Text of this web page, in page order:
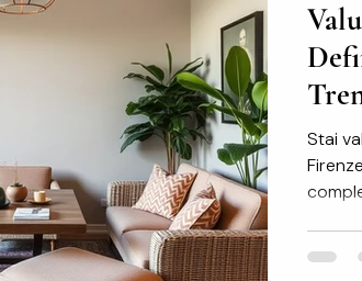
COMPRARE CASA
Stai